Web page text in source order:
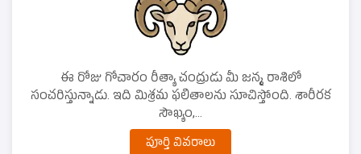
ఈ రోజు గోచారం రీత్యా చంద్రుడు మీ జన్మ రాశిలో
సంచరిస్తున్నాడు. ఇది మిశ్రమ ఫలితాలను సూచిస్తోంది. శారీరక
సౌఖ్యం,...
పూర్తి వివరాలు